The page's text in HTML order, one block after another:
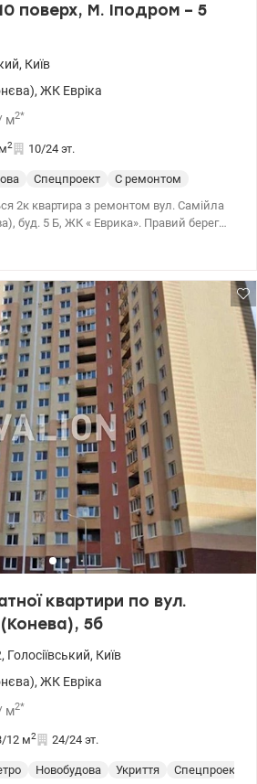
поверх, М. Іподром – 5
, Київ
, ЖК Евріка
м2*
м2 10/24 эт.
Спецпроект
С ремонтом
2к квартира з ремонтом вул. Самійла
буд. 5 Б, ЖК « Еврика». Правий берег
на квартиру.
, консьєрж, поряд озера, парк ВДНГ та
школа, супермаркети, різноманітні
кафе, спорткомплекс Спортлайф з
Пішки до станції метро Іподром 5
Виставковий центр (ВДНГ) 15 хвилин.
1152441
квартири по вул.
5б
, Голосіївський, Київ
, ЖК Евріка
м2*
12 м2 24/24 эт.
Новобудова Укриття Спецпроект